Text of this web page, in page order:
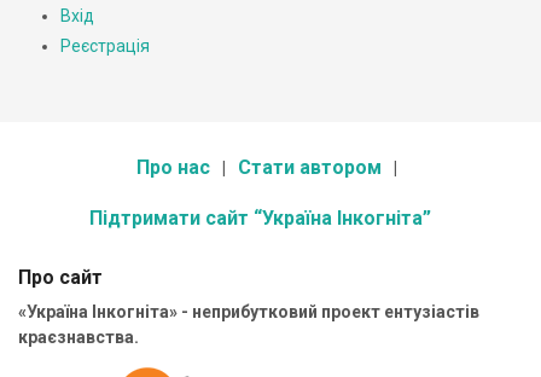
Вхід
Реєстрація
Про нас Стати автором
Підтримати сайт “Україна Інкогніта”
Про сайт
«Україна Інкогніта» - неприбутковий проект ентузіастів
краєзнавства.